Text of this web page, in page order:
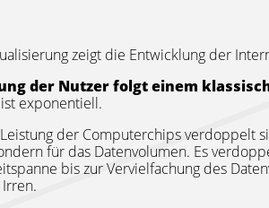
zeigt die Entwicklung der
der Nutzer folgt einem
exponentiell.
der Computerchips verdoppelt
für das Datenvolumen. Es
bis zur Vervielfachung des